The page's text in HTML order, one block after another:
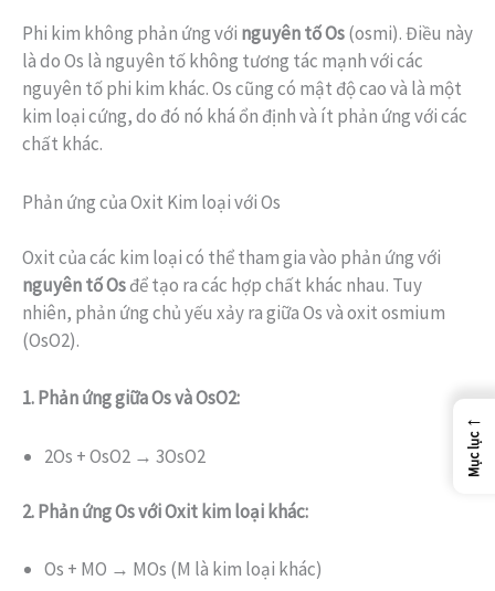
Phi kim không phản ứng với nguyên tố Os(osmi). Điều này
là do Os là nguyên tố không tương tác mạnh với các
nguyên tố phi kim khác. Os cũng có mật độ cao và là một
kim loại cứng, do đó nó khá ổn định và ít phản ứng với các
chất khác.
Phản ứng của Oxit Kim loại với Os
Oxit của các kim loại có thể tham gia vào phản ứng với
nguyên tố Osđể tạo ra các hợp chất khác nhau. Tuy
nhiên, phản ứng chủ yếu xảy ra giữa Os và oxit osmium
(OsO2).
1. Phản ứng giữa Os và OsO2:
2Os + OsO2 → 3OsO2
2. Phản ứng Os với Oxit kim loại khác:
Os + MO → MOs (M là kim loại khác)
←
Mục lục